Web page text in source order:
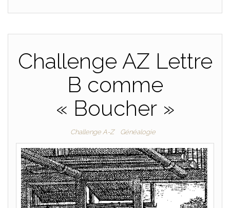
Challenge AZ Lettre
B comme
« Boucher »
Challenge A-Z Généalogie